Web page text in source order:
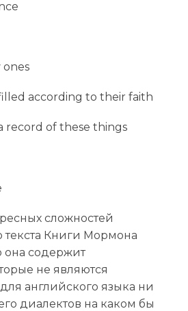
according to their faith
record of these things
сложностей
текста Книги Мормона
она содержит
не являются
английского языка ни
диалектов на каком бы